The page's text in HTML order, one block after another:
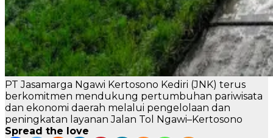
PT Jasamarga Ngawi Kertosono Kediri (JNK) terus
berkomitmen mendukung pertumbuhan pariwisata
dan ekonomi daerah melalui pengelolaan dan
peningkatan layanan Jalan Tol Ngawi–Kertosono
Spread the love